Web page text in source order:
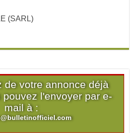
(SARL)
de votre annonce déjà
pouvez l'envoyer par e-
mail à :